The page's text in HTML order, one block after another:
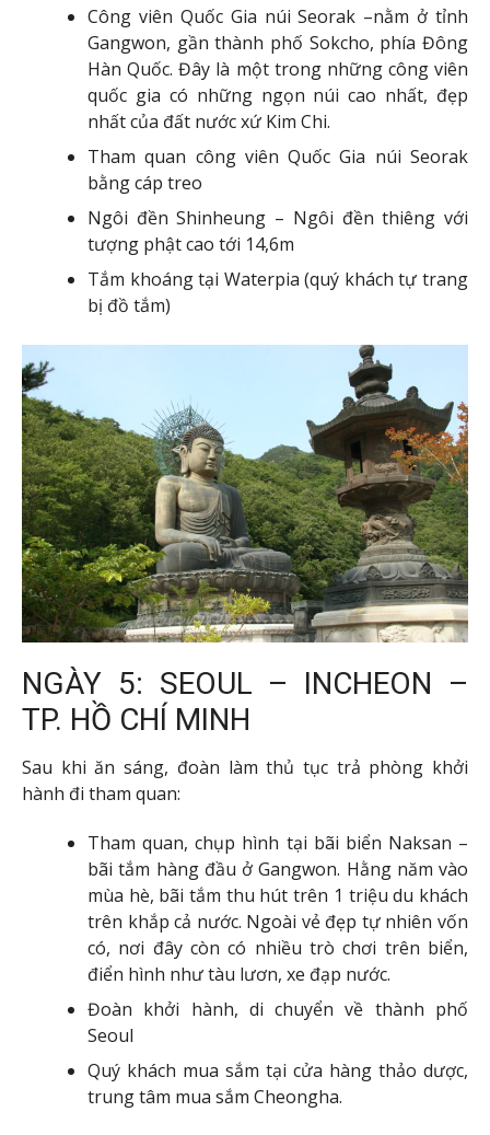
Công viên Quốc Gia núi Seorak –nằm ở tỉnh
Gangwon, gần thành phố Sokcho, phía Đông
Hàn Quốc. Đây là một trong những công viên
quốc gia có những ngọn núi cao nhất, đẹp
nhất của đất nước xứ Kim Chi.
Tham quan công viên Quốc Gia núi Seorak
bằng cáp treo
Ngôi đền Shinheung – Ngôi đền thiêng với
tượng phật cao tới 14,6m
Tắm khoáng tại Waterpia (quý khách tự trang
bị đồ tắm)
NGÀY 5: SEOUL – INCHEON –
TP. HỒ CHÍ MINH
Sau khi ăn sáng, đoàn làm thủ tục trả phòng khởi
hành đi tham quan:
Tham quan, chụp hình tại bãi biển Naksan –
bãi tắm hàng đầu ở Gangwon. Hằng năm vào
mùa hè, bãi tắm thu hút trên 1 triệu du khách
trên khắp cả nước. Ngoài vẻ đẹp tự nhiên vốn
có, nơi đây còn có nhiều trò chơi trên biển,
điển hình như tàu lươn, xe đạp nước.
Đoàn khởi hành, di chuyển về thành phố
Seoul
Quý khách mua sắm tại cửa hàng thảo dược,
trung tâm mua sắm Cheongha.